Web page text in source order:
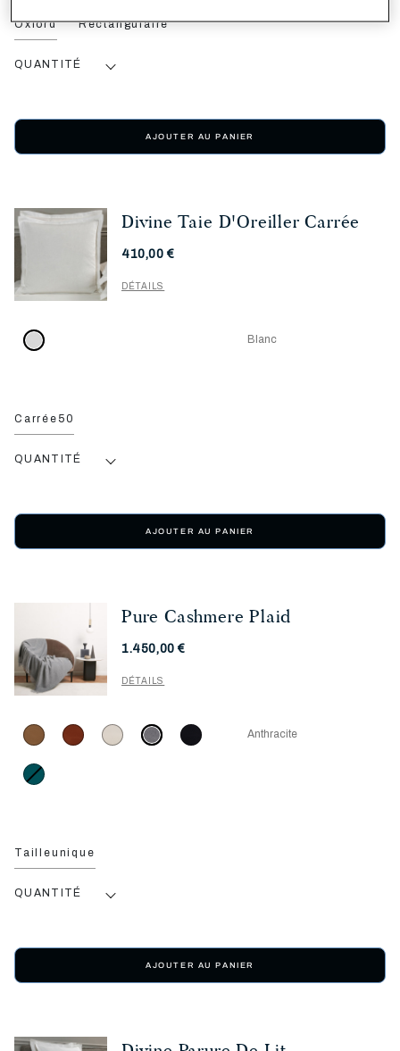
Oxford Rectangulaire
QUANTITÉ
AJOUTER AU PANIER
Divine Taie D'Oreiller Carrée
410,00 €
DÉTAILS
Blanc
Carrée50
QUANTITÉ
AJOUTER AU PANIER
Pure Cashmere Plaid
1.450,00 €
DÉTAILS
Anthracite
Tailleunique
QUANTITÉ
AJOUTER AU PANIER